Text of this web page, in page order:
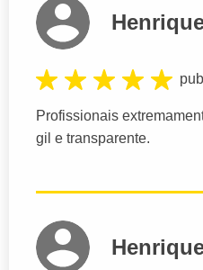
Profissionais
gil e transparente.